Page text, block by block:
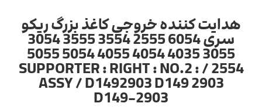
هدایت کننده خروجی کاغذ بزرگ ریکو
سری 6054 2555 3554 3555 3054
3055 4035 4054 4055 5054 5055
2554 / SUPPORTER : RIGHT : NO.2 :
ASSY / D1492903 D149 2903
D149-2903